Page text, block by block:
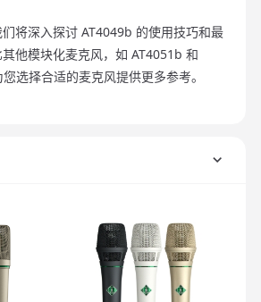
将深入探讨 AT4049b 的使用技巧和最
他模块化麦克风，如 AT4051b 和
选择合适的麦克风提供更多参考。